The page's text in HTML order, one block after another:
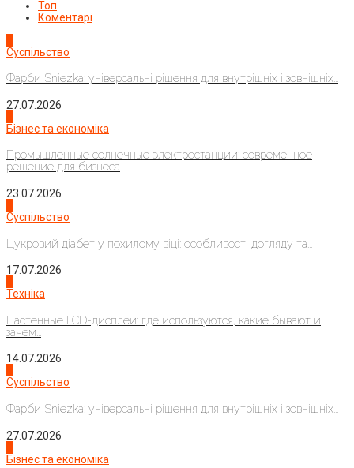
Топ
Коментарі
Суспільство
Фарби Sniezka: універсальні рішення для внутрішніх і зовнішніх...
27.07.2026
Бізнес та економіка
Промышленные солнечные электростанции: современное
решение для бизнеса
23.07.2026
Суспільство
Цукровий діабет у похилому віці: особливості догляду та...
17.07.2026
Техніка
Настенные LCD-дисплеи: где используются, какие бывают и
зачем...
14.07.2026
Суспільство
Фарби Sniezka: універсальні рішення для внутрішніх і зовнішніх...
27.07.2026
Бізнес та економіка